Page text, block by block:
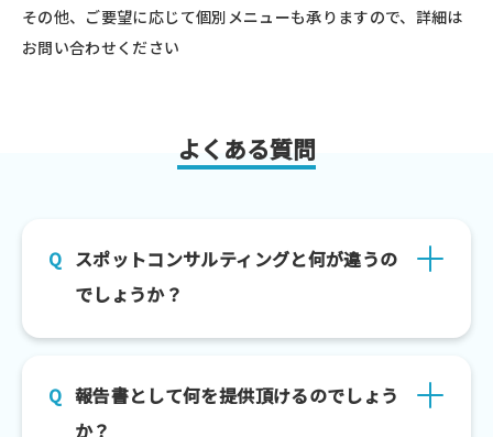
その他、ご要望に応じて個別メニューも承りますので、詳細は
お問い合わせください
よくある質問
スポットコンサルティングと何が違うの
でしょうか？
報告書として何を提供頂けるのでしょう
か？